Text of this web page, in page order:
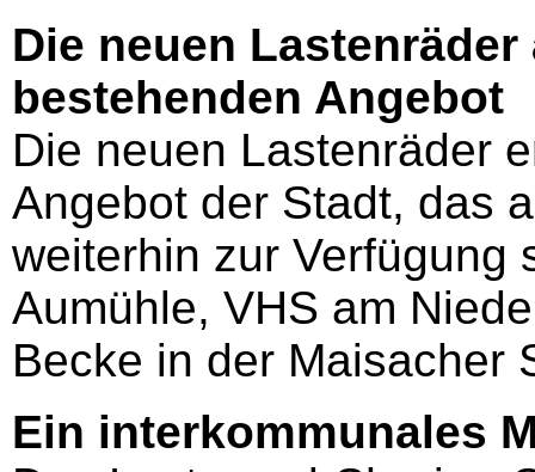
Die neuen
bestehenden Angebot
Die neuen Lastenräder
Angebot der Stadt, das
weiterhin zur Verfügung
Aumühle, VHS am
Becke in der Maisacher
Ein interkommunales